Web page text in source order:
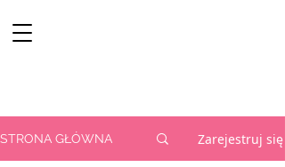
STRONA GŁÓWNA Zarejestruj się